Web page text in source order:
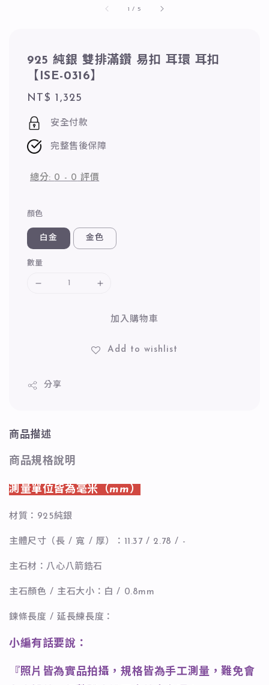
1 / 5
925 純銀 雙排滿鑽 易扣 耳環 耳扣
【ISE-0316】
Regular
price
NT$ 1,325
安全付款
完整售後保障
總分: 0 - 0 評價
顏色
白金 金色
數量
加入購物車
Add to wishlist
分享
商品描述
商品規格說明
測量單位皆為毫米（mm）
材質：925純銀
主體尺寸（長 / 寬 / 厚）：11.37 / 2.78 / -
主石材：八心八箭鋯石
主石顏色 / 主石大小：白 / 0.8mm
鍊條長度 / 延長練長度：
小編有話要說：
『照片皆為實品拍攝，規格皆為手工測量，難免會